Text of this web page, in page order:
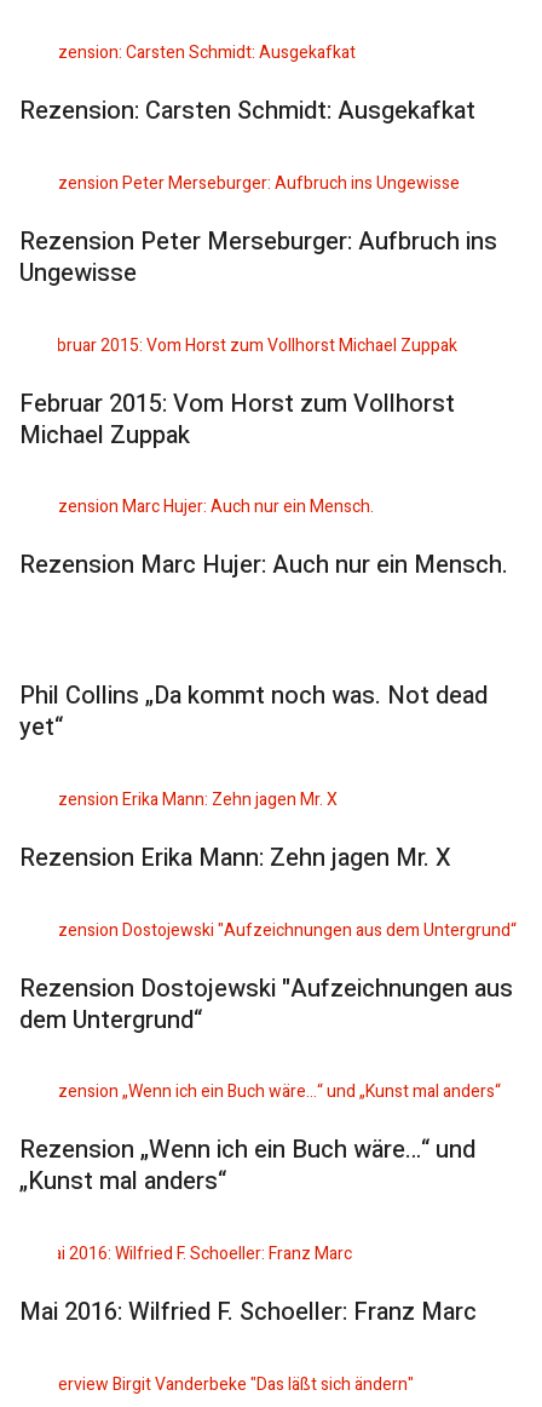
Rezension: Carsten Schmidt: Ausgekafkat
Rezension Peter Merseburger: Aufbruch ins
Ungewisse
Februar 2015: Vom Horst zum Vollhorst
Michael Zuppak
Rezension Marc Hujer: Auch nur ein Mensch.
Phil Collins „Da kommt noch was. Not dead
yet“
Rezension Erika Mann: Zehn jagen Mr. X
Rezension Dostojewski "Aufzeichnungen aus
dem Untergrund“
Rezension „Wenn ich ein Buch wäre…“ und
„Kunst mal anders“
Mai 2016: Wilfried F. Schoeller: Franz Marc